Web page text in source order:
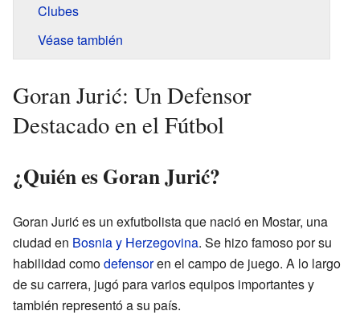
Clubes
Véase también
Goran Jurić: Un Defensor
Destacado en el Fútbol
¿Quién es Goran Jurić?
Goran Jurić es un exfutbolista que nació en Mostar, una
ciudad en Bosnia y Herzegovina. Se hizo famoso por su
habilidad comodefensoren el campo de juego. A lo largo
de su carrera, jugó para varios equipos importantes y
también representó a su país.